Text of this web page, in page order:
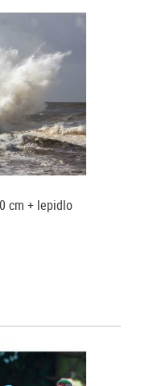
cm + lepidlo